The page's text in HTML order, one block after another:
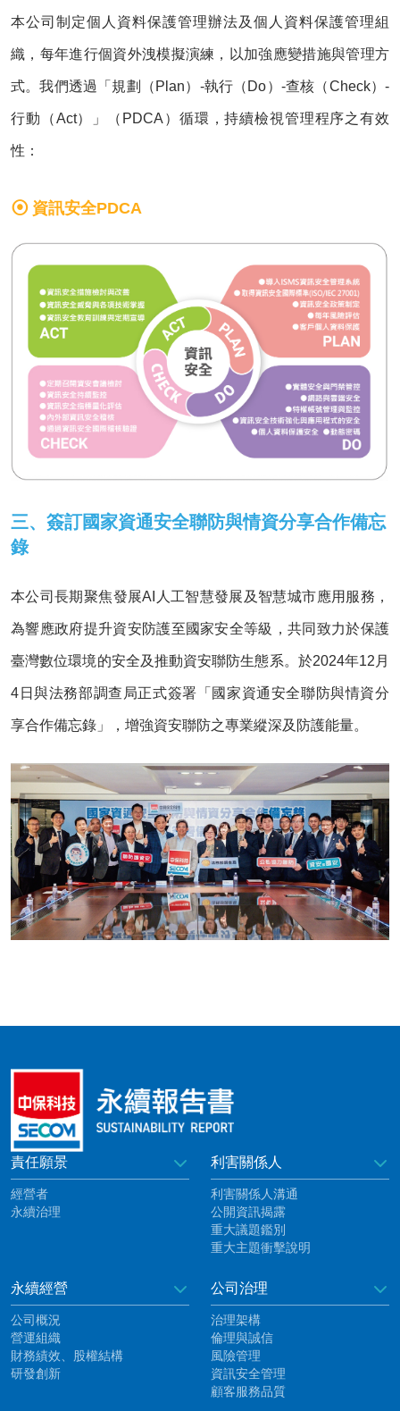
本公司制定個人資料保護管理辦法及個人資料保護管理組
織，每年進行個資外洩模擬演練，以加強應變措施與管理方
式。我們透過「規劃（Plan）-執行（Do）-查核（Check）-
行動（Act）」（PDCA）循環，持續檢視管理程序之有效
性：
資訊安全PDCA
三、簽訂國家資通安全聯防與情資分享合作備忘
錄
本公司長期聚焦發展AI人工智慧發展及智慧城市應用服務，
為響應政府提升資安防護至國家安全等級，共同致力於保護
臺灣數位環境的安全及推動資安聯防生態系。於2024年12月
4日與法務部調查局正式簽署「國家資通安全聯防與情資分
享合作備忘錄」，增強資安聯防之專業縱深及防護能量。
責任願景
經營者
永續治理
利害關係人
利害關係人溝通
公開資訊揭露
重大議題鑑別
重大主題衝擊說明
永續經營
公司概況
營運組織
財務績效、股權結構
研發創新
公司治理
治理架構
倫理與誠信
風險管理
資訊安全管理
顧客服務品質